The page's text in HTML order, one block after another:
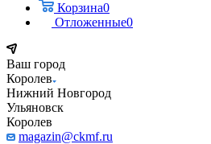
Корзина0
Отложенные0
Ваш город
Королев
Нижний Новгород
Ульяновск
Королев
magazin@ckmf.ru